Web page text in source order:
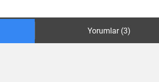
Yorumlar (3)